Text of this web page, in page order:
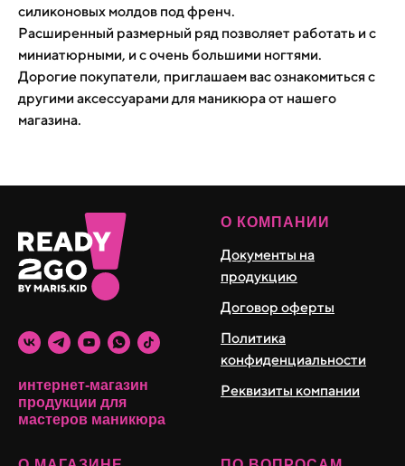
силиконовых молдов под френч.
Расширенный размерный ряд позволяет работать и с
миниатюрными, и с очень большими ногтями.
Дорогие покупатели, приглашаем вас ознакомиться с
другими аксессуарами для маникюра от нашего
магазина.
интернет-магазин
продукции для
мастеров маникюра
О КОМПАНИИ
Документы на
продукцию
Договор оферты
Политика
конфиденциальности
Реквизиты компании